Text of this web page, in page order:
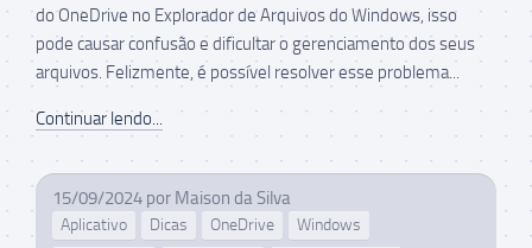
do OneDrive no Explorador de Arquivos do Windows, isso
pode causar confusão e dificultar o gerenciamento dos seus
arquivos. Felizmente, é possível resolver esse problema...
Continuar lendo...
15/09/2024 por Maison da Silva
Aplicativo Dicas OneDrive
Windows